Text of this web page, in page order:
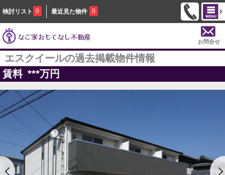
検討リスト 0 最近見た物件 0
お問合せ
エスクイールの過去掲載物件情報
賃料 ***万円